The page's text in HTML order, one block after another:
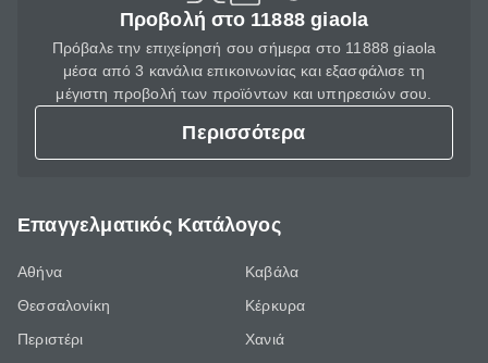
Προβολή στο 11888 giaola
Πρόβαλε την επιχείρησή σου σήμερα στο 11888 giaola
μέσα από 3 κανάλια επικοινωνίας και εξασφάλισε τη
μέγιστη προβολή των προϊόντων και υπηρεσιών σου.
Περισσότερα
Επαγγελματικός Κατάλογος
Αθήνα
Θεσσαλονίκη
Περιστέρι
Καβάλα
Κέρκυρα
Χανιά